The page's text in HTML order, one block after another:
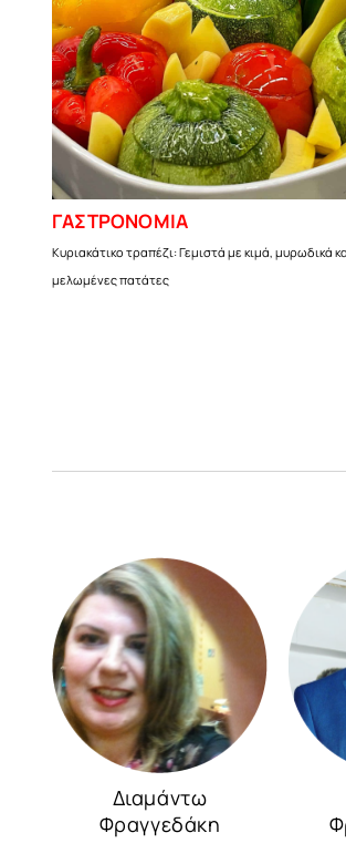
ΓΑΣΤΡΟΝΟΜΙΑ
Κυριακάτικο τραπέζι: Γεμιστά με κιμά, μυρωδικά
μελωμένες πατάτες
Διαμάντω
Φραγγεδάκη